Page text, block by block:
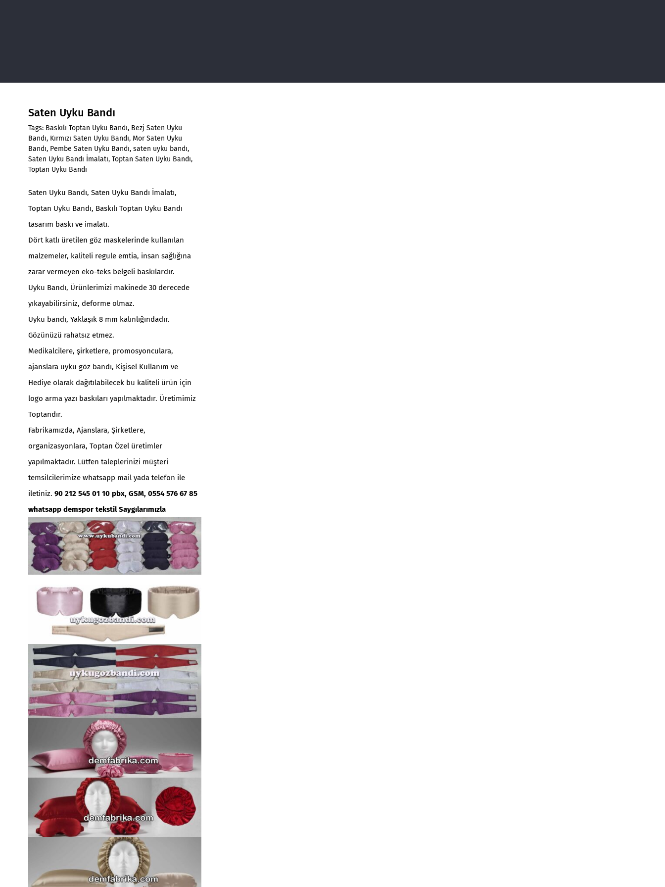
Saten Uyku Bandı
Tags: Baskılı Toptan Uyku Bandı, Bezj Saten Uyku
Bandı, Kırmızı Saten Uyku Bandı, Mor Saten Uyku
Bandı, Pembe Saten Uyku Bandı, saten uyku bandı,
Saten Uyku Bandı İmalatı, Toptan Saten Uyku Bandı,
Toptan Uyku Bandı
Saten Uyku Bandı, Saten Uyku Bandı İmalatı,
Toptan Uyku Bandı, Baskılı Toptan Uyku Bandı
tasarım baskı ve imalatı.
Dört katlı üretilen göz maskelerinde kullanılan
malzemeler, kaliteli regule emtia, insan sağlığına
zarar vermeyen eko-teks belgeli baskılardır.
Uyku Bandı, Ürünlerimizi makinede 30 derecede
yıkayabilirsiniz, deforme olmaz.
Uyku bandı, Yaklaşık 8 mm kalınlığındadır.
Gözünüzü rahatsız etmez.
Medikalcilere, şirketlere, promosyonculara,
ajanslara uyku göz bandı, Kişisel Kullanım ve
Hediye olarak dağıtılabilecek bu kaliteli ürün için
logo arma yazı baskıları yapılmaktadır. Üretimimiz
Toptandır.
Fabrikamızda, Ajanslara, Şirketlere,
organizasyonlara, Toptan Özel üretimler
yapılmaktadır. Lütfen taleplerinizi müşteri
temsilcilerimize whatsapp mail yada telefon ile
iletiniz. 90 212 545 01 10 pbx, GSM, 0554 576 67 85
whatsapp demspor tekstil Saygılarımızla